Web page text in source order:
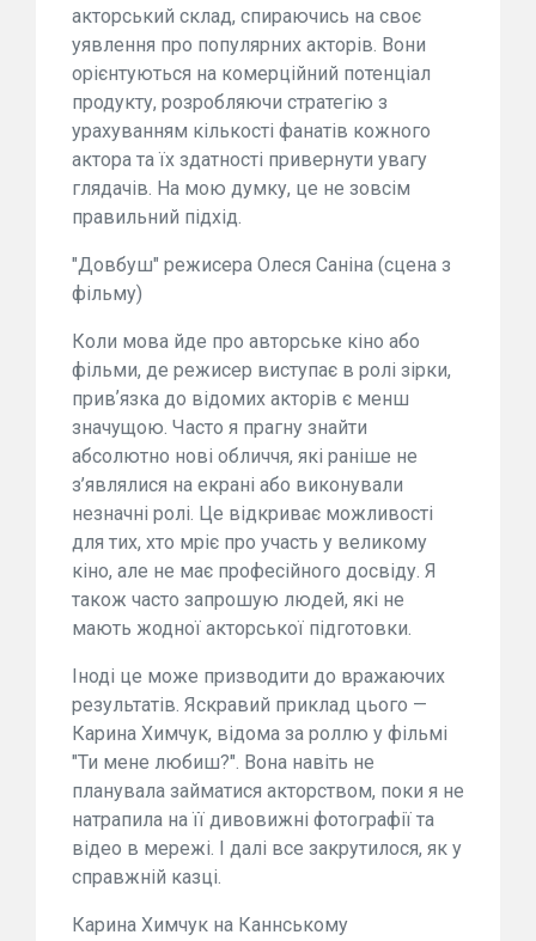
акторський склад, спираючись на своє
уявлення про популярних акторів. Вони
орієнтуються на комерційний потенціал
продукту, розробляючи стратегію з
урахуванням кількості фанатів кожного
актора та їх здатності привернути увагу
глядачів. На мою думку, це не зовсім
правильний підхід.
"Довбуш" режисера Олеся Саніна (сцена з
фільму)
Коли мова йде про авторське кіно або
фільми, де режисер виступає в ролі зірки,
привʼязка до відомих акторів є менш
значущою. Часто я прагну знайти
абсолютно нові обличчя, які раніше не
з’являлися на екрані або виконували
незначні ролі. Це відкриває можливості
для тих, хто мріє про участь у великому
кіно, але не має професійного досвіду. Я
також часто запрошую людей, які не
мають жодної акторської підготовки.
Іноді це може призводити до вражаючих
результатів. Яскравий приклад цього —
Карина Химчук, відома за роллю у фільмі
"Ти мене любиш?". Вона навіть не
планувала займатися акторством, поки я не
натрапила на її дивовижні фотографії та
відео в мережі. І далі все закрутилося, як у
справжній казці.
Карина Химчук на Каннському